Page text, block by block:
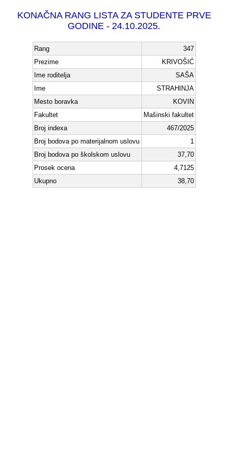
KONAČNA RANG LISTA ZA STUDENTE PRVE
GODINE - 24.10.2025.
Rang
347
Prezime
KRIVOŠIĆ
Ime roditelja
SAŠA
Ime
STRAHINJA
Mesto boravka
KOVIN
Fakultet
Mašinski fakultet
Broj indexa
467/2025
Broj bodova po materijalnom uslovu
1
Broj bodova po školskom uslovu
37,70
Prosek ocena
4,7125
Ukupno
38,70